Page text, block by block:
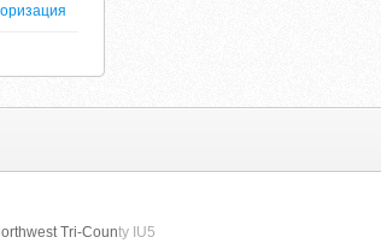
Tri-County IU5